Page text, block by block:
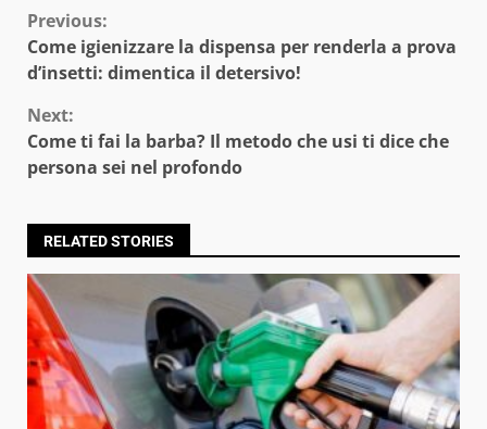
Continue
Reading
Previous:
Come igienizzare la dispensa per renderla a prova
d’insetti: dimentica il detersivo!
Next:
Come ti fai la barba? Il metodo che usi ti dice che
persona sei nel profondo
RELATED STORIES